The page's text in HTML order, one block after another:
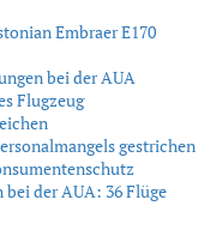
Embraer E170
bei der AUA
Flugzeug
gestrichen
der AUA: 36 Flüge